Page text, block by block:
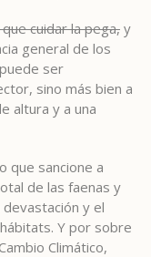
cuidar la pega, y
general de los
ser
sino más bien a
altura y a una
que sancione a
de las faenas y
y el
Y por sobre
Climático,